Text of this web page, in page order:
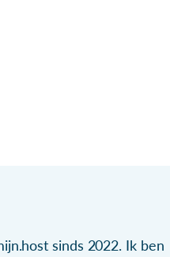
sinds 2022. Ik ben